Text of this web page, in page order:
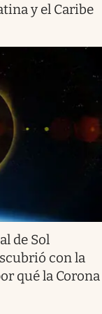
y el Caribe
de Sol
con la
qué la Corona